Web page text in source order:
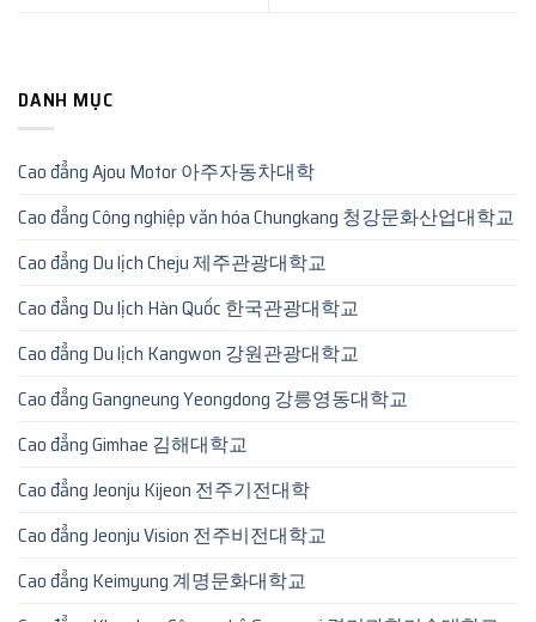
DANH MỤC
Cao đẳng Ajou Motor 아주자동차대학
Cao đẳng Công nghiệp văn hóa Chungkang 청강문화산업대학교
Cao đẳng Du lịch Cheju 제주관광대학교
Cao đẳng Du lịch Hàn Quốc 한국관광대학교
Cao đẳng Du lịch Kangwon 강원관광대학교
Cao đẳng Gangneung Yeongdong 강릉영동대학교
Cao đẳng Gimhae 김해대학교
Cao đẳng Jeonju Kijeon 전주기전대학
Cao đẳng Jeonju Vision 전주비전대학교
Cao đẳng Keimyung 계명문화대학교